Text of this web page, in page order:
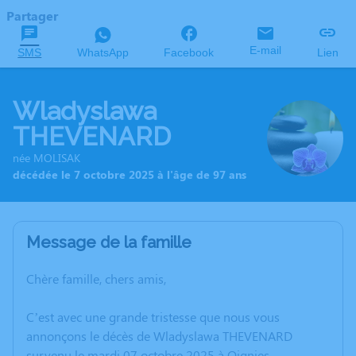
Partager
SMS WhatsApp Facebook E-mail Lien
Wladyslawa
THEVENARD
née MOLISAK
décédée le 7 octobre 2025 à l'âge de 97 ans
Message de la famille
Chère famille, chers amis,
C’est avec une grande tristesse que nous vous
annonçons le décès de Wladyslawa THEVENARD